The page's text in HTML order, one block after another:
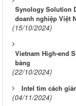
Synology Solution
doanh nghiệp Việt
(15/10/2024)
Vietnam High-end
bảng
(22/10/2024)
Intel tìm cách
(04/11/2024)